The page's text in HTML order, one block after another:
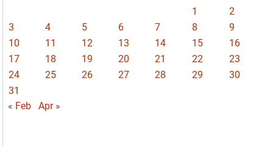
1
2
3
4 5 6 7 8
9
10
11 12 13 14 15
16
17
18 19 20 21 22
23
24
25 26 27 28 29
30
31
« Feb
Apr »